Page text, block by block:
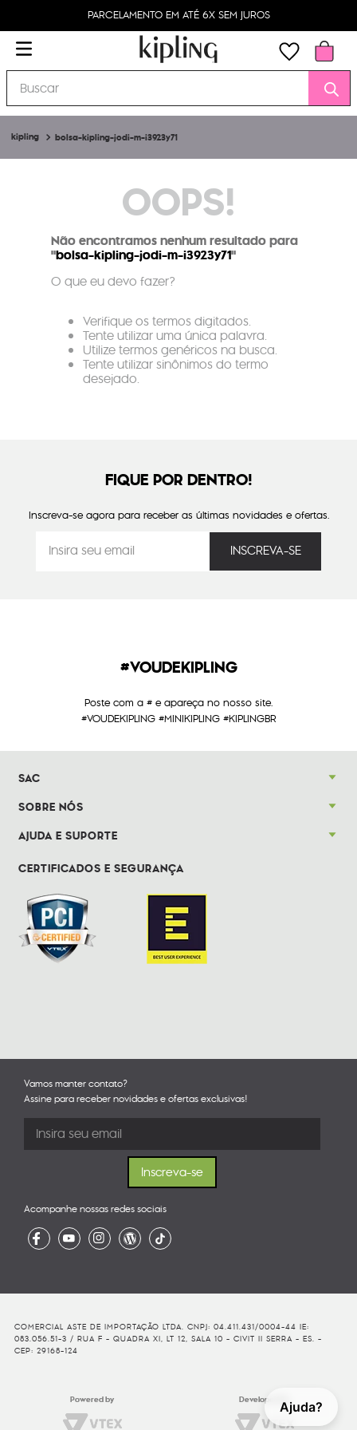
Ajuda?
PARCELAMENTO EM ATÉ 6X SEM JUROS
Buscar
bolsa-kipling-jodi-m-i3923y71
OOPS!
Não encontramos nenhum resultado para
"bolsa-kipling-jodi-m-i3923y71"
O que eu devo fazer?
Verifique os termos digitados.
Tente utilizar uma única palavra.
Utilize termos genéricos na busca.
Tente utilizar sinônimos do termo
desejado.
FIQUE POR DENTRO!
Inscreva-se agora para receber as últimas novidades e ofertas.
#VOUDEKIPLING
Poste com a # e apareça no nosso site.
#VOUDEKIPLING #MINIKIPLING #KIPLINGBR
SAC
SOBRE NÓS
AJUDA E SUPORTE
CERTIFICADOS E SEGURANÇA
Vamos manter contato?
Assine para receber novidades e ofertas exclusivas!
Acompanhe nossas redes sociais
COMERCIAL ASTE DE IMPORTAÇÃO LTDA. CNPJ: 04.411.431/0004-44 IE:
083.056.51-3 / RUA F - QUADRA XI, LT 12, SALA 10 - CIVIT II SERRA - ES. -
CEP: 29168-124
Powered by Developed By